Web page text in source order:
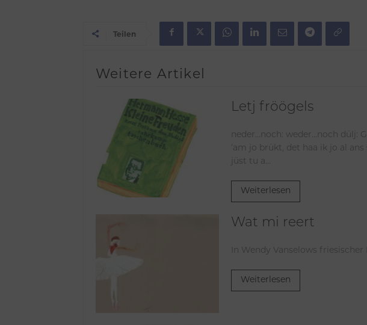
Teilen
Weitere Artikel
Letj fröögels
neder…noch: weder…noch dülj: Geduld
‘am jo brükt, det haa ik jo al
jüst tu a...
Weiterlesen
Wat mi reert
In Wendy Vanselows
Weiterlesen